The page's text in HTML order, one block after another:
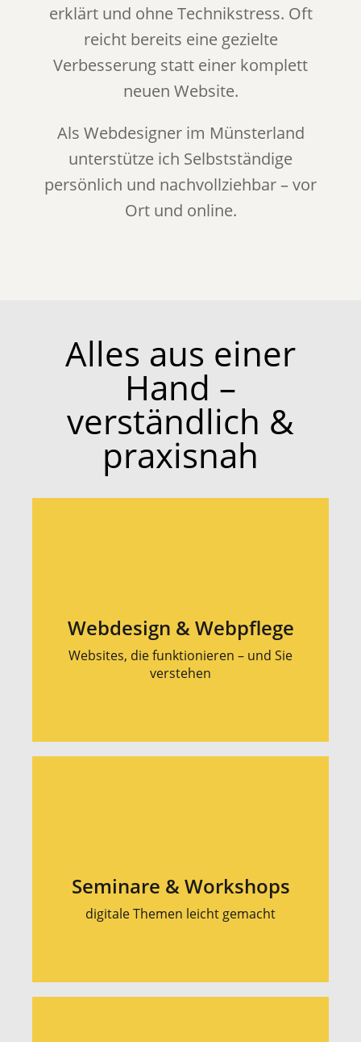
erklärt und ohne Technikstress. Oft
reicht bereits eine gezielte
Verbesserung statt einer komplett
neuen Website.
Als Webdesigner im Münsterland
unterstütze ich Selbstständige
persönlich und nachvollziehbar – vor
Ort und online.
Alles aus einer
Hand –
verständlich &
praxisnah
Webdesign & Webpflege
Websites, die funktionieren – und Sie
verstehen
Seminare & Workshops
digitale Themen leicht gemacht